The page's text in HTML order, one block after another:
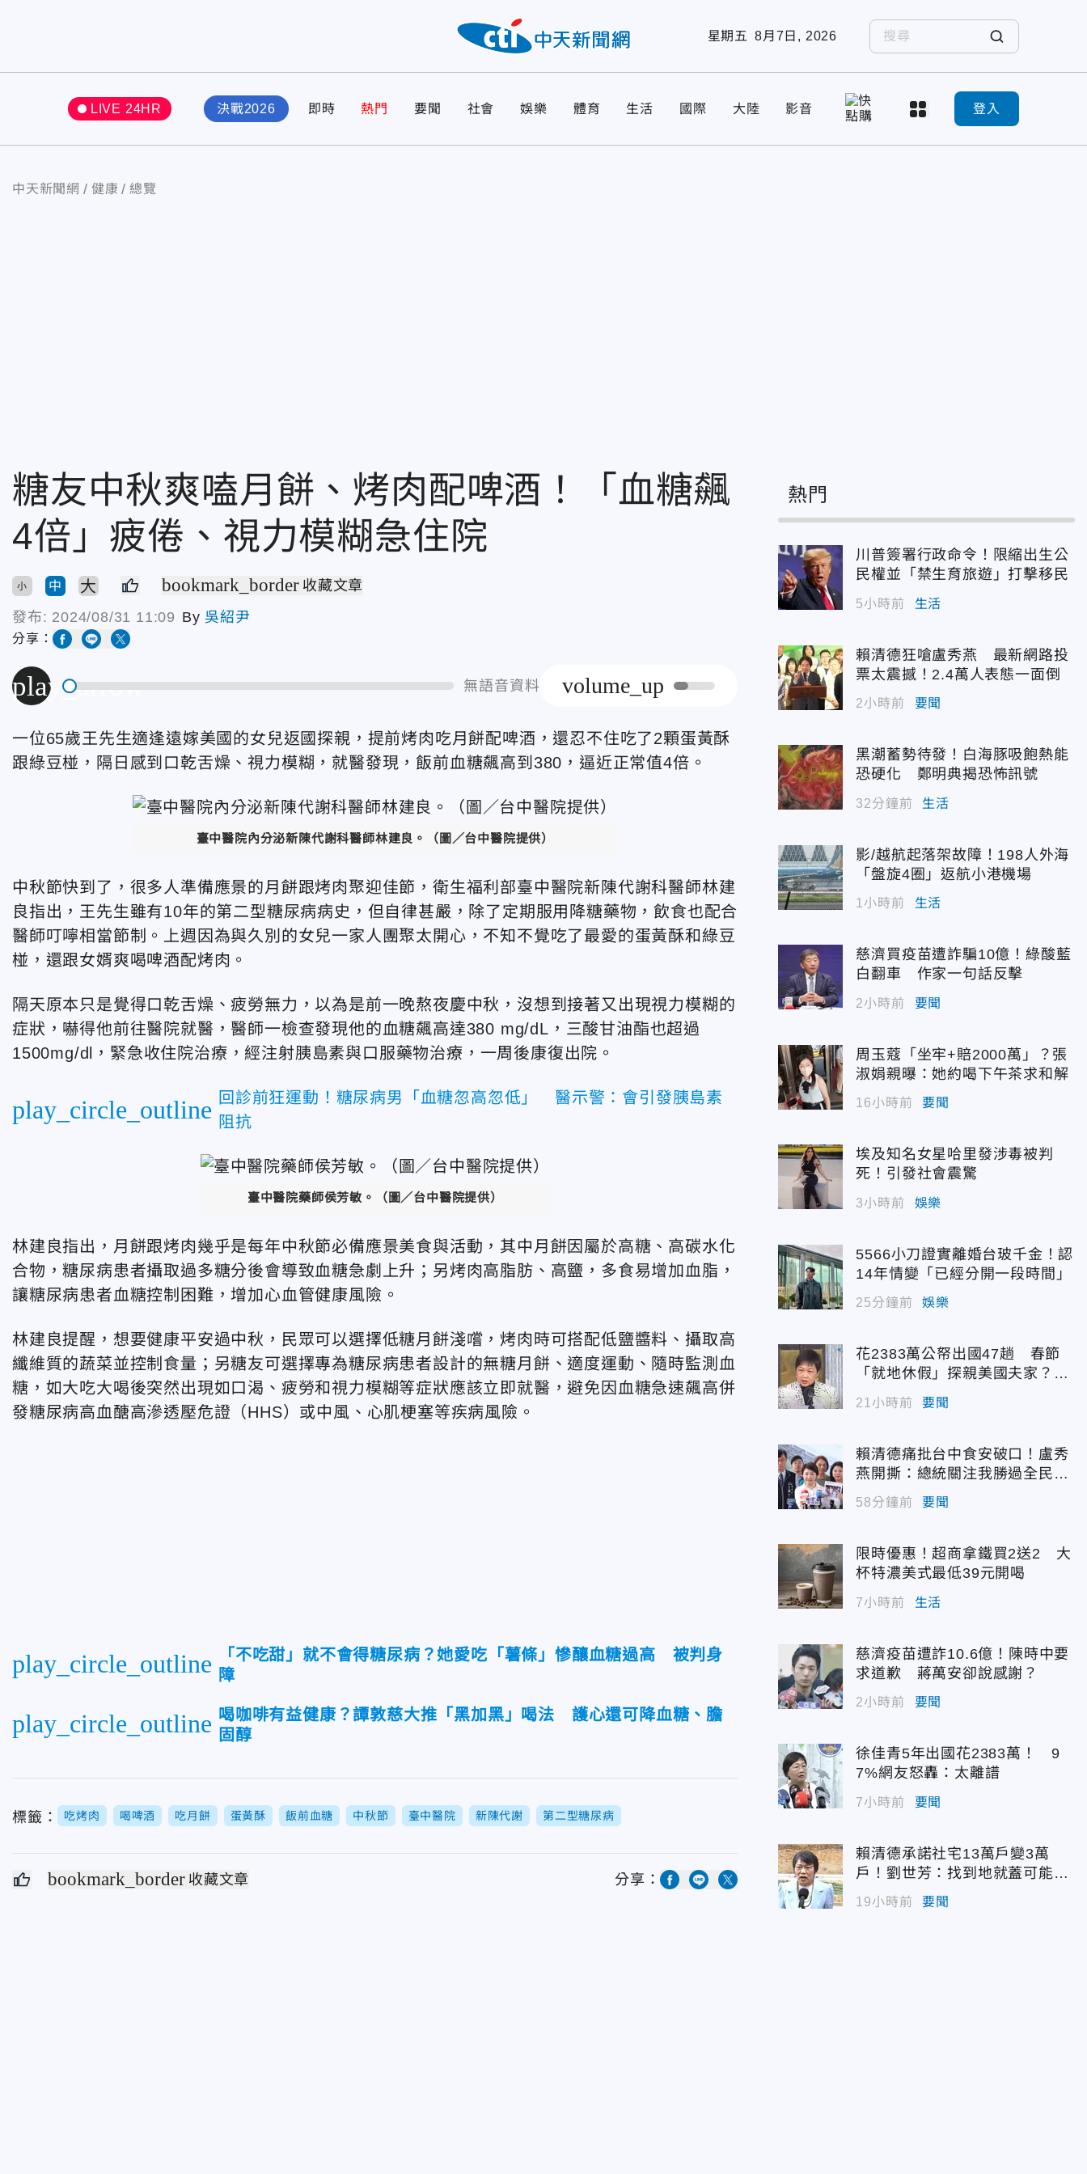
星期五 8月7日, 2026
LIVE 24HR 決戰2026 即時 熱門 要聞 社會 娛樂 體育 生活 國際 大陸 影音 登入
中天新聞網 健康 總覽
糖友中秋爽嗑月餅、烤肉配啤酒！「血糖飆
4倍」疲倦、視力模糊急住院
小 中 大 bookmark_border 收藏文章
發布: 2024/08/31 11:09 By 吳紹尹
分享：
play_arrow 無語音資料 volume_up
一位65歲王先生適逢遠嫁美國的女兒返國探親，提前烤肉吃月餅配啤酒，還忍不住吃了2顆蛋黃酥
跟綠豆椪，隔日感到口乾舌燥、視力模糊，就醫發現，飯前血糖飆高到380，逼近正常值4倍。
臺中醫院內分泌新陳代謝科醫師林建良。（圖／台中醫院提供）
中秋節快到了，很多人準備應景的月餅跟烤肉聚迎佳節，衛生福利部臺中醫院新陳代謝科醫師林建
良指出，王先生雖有10年的第二型糖尿病病史，但自律甚嚴，除了定期服用降糖藥物，飲食也配合
醫師叮嚀相當節制。上週因為與久別的女兒一家人團聚太開心，不知不覺吃了最愛的蛋黃酥和綠豆
椪，還跟女婿爽喝啤酒配烤肉。
隔天原本只是覺得口乾舌燥、疲勞無力，以為是前一晚熬夜慶中秋，沒想到接著又出現視力模糊的
症狀，嚇得他前往醫院就醫，醫師一檢查發現他的血糖飆高達380 mg/dL，三酸甘油酯也超過
1500mg/dl，緊急收住院治療，經注射胰島素與口服藥物治療，一周後康復出院。
play_circle_outline 回診前狂運動！糖尿病男「血糖忽高忽低」 醫示警：會引發胰島素
阻抗
臺中醫院藥師侯芳敏。（圖／台中醫院提供）
林建良指出，月餅跟烤肉幾乎是每年中秋節必備應景美食與活動，其中月餅因屬於高糖、高碳水化
合物，糖尿病患者攝取過多糖分後會導致血糖急劇上升；另烤肉高脂肪、高鹽，多食易增加血脂，
讓糖尿病患者血糖控制困難，增加心血管健康風險。
林建良提醒，想要健康平安過中秋，民眾可以選擇低糖月餅淺嚐，烤肉時可搭配低鹽醬料、攝取高
纖維質的蔬菜並控制食量；另糖友可選擇專為糖尿病患者設計的無糖月餅、適度運動、隨時監測血
糖，如大吃大喝後突然出現如口渴、疲勞和視力模糊等症狀應該立即就醫，避免因血糖急速飆高併
發糖尿病高血醣高滲透壓危證（HHS）或中風、心肌梗塞等疾病風險。
play_circle_outline
「不吃甜」就不會得糖尿病？她愛吃「薯條」慘釀血糖過高 被判身
障
play_circle_outline 喝咖啡有益健康？譚敦慈大推「黑加黑」喝法 護心還可降血糖、膽
固醇
標籤： 吃烤肉 喝啤酒 吃月餅 蛋黃酥 飯前血糖 中秋節 臺中醫院 新陳代謝 第二型糖尿病
bookmark_border 收藏文章 分享：
熱門
川普簽署行政命令！限縮出生公
民權並「禁生育旅遊」打擊移民
5小時前 生活
賴清德狂嗆盧秀燕 最新網路投
票太震撼！2.4萬人表態一面倒
2小時前 要聞
黑潮蓄勢待發！白海豚吸飽熱能
恐硬化 鄭明典揭恐怖訊號
32分鐘前 生活
影/越航起落架故障！198人外海
「盤旋4圈」返航小港機場
1小時前 生活
慈濟買疫苗遭詐騙10億！綠酸藍
白翻車 作家一句話反擊
2小時前 要聞
周玉蔻「坐牢+賠2000萬」？張
淑娟親曝：她約喝下午茶求和解
16小時前 要聞
埃及知名女星哈里發涉毒被判
死！引發社會震驚
3小時前 娛樂
5566小刀證實離婚台玻千金！認
14年情變「已經分開一段時間」
25分鐘前 娛樂
花2383萬公帑出國47趟 春節
「就地休假」探親美國夫家？徐
佳青回應了
21小時前 要聞
賴清德痛批台中食安破口！盧秀
燕開撕：總統關注我勝過全民食
58分鐘前 要聞
限時優惠！超商拿鐵買2送2 大
杯特濃美式最低39元開喝
7小時前 生活
慈濟疫苗遭詐10.6億！陳時中要
求道歉 蔣萬安卻說感謝？
2小時前 要聞
徐佳青5年出國花2383萬！ 9
7%網友怒轟：太離譜
7小時前 要聞
賴清德承諾社宅13萬戶變3萬
戶！劉世芳：找到地就蓋可能變
空餘屋
19小時前 要聞